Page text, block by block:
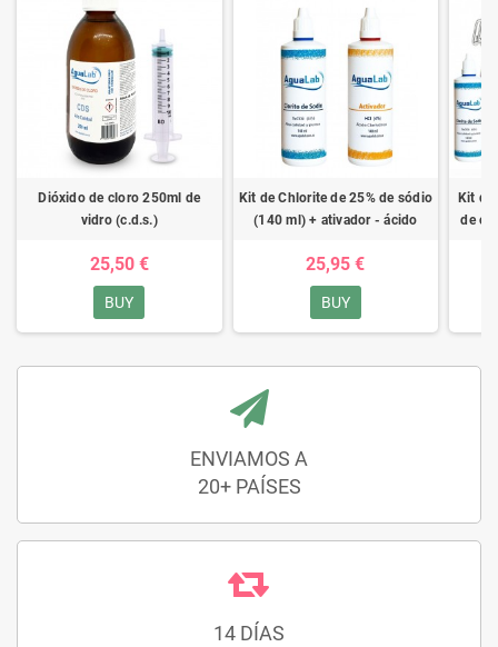
Dióxido de cloro 250ml de
vidro (c.d.s.)
25,50 €
BUY
Kit de Chlorite de 25% de sódio
(140 ml) + ativador - ácido
25,95 €
BUY
Kit de
de
ENVIAMOS A
20+ PAÍSES
14 DÍAS